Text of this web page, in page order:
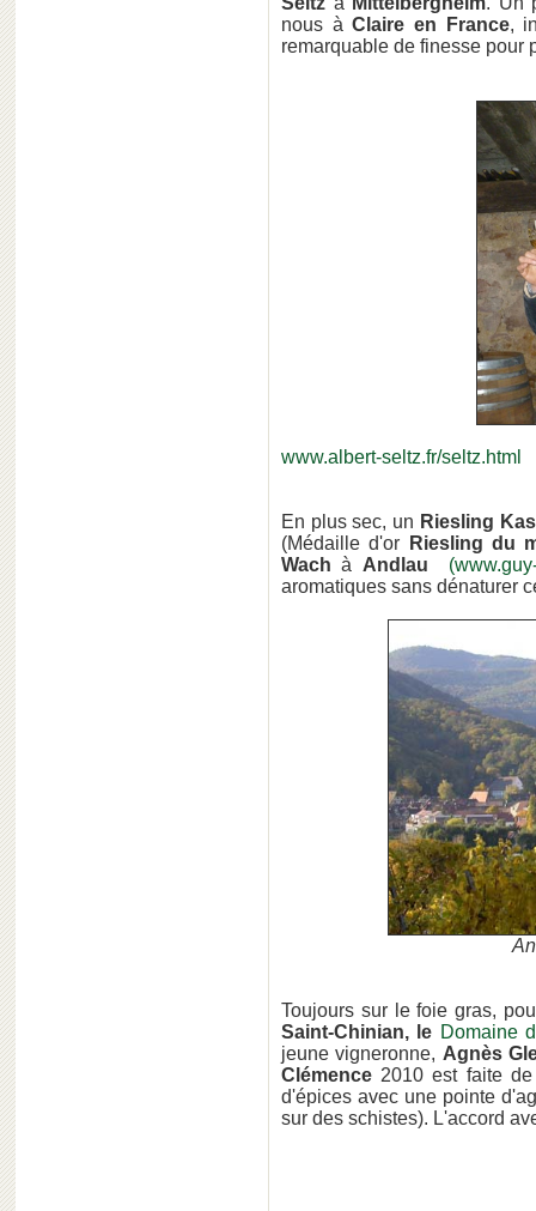
nous àClaire en France,
remarquable de finesse pour
www.albert-seltz.fr/seltz.html
En plus sec, un Riesling
(Médaille d'or
Riesling du
Wachà Andlau
aromatiques sans dénaturer
Toujours sur le foie gras,
Saint-Chinian, le Domaine
jeune vigneronne, Agnès
Clémence 2010 est faite
d'épices avec une pointe
sur des schistes). L'accord